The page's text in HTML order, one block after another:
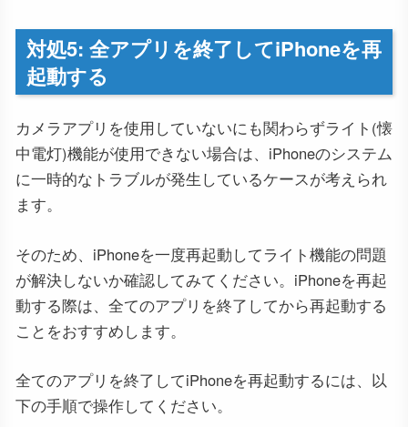
対処5: 全アプリを終了してiPhoneを再
起動する
カメラアプリを使用していないにも関わらずライト(懐
中電灯)機能が使用できない場合は、iPhoneのシステム
に一時的なトラブルが発生しているケースが考えられ
ます。
そのため、iPhoneを一度再起動してライト機能の問題
が解決しないか確認してみてください。iPhoneを再起
動する際は、全てのアプリを終了してから再起動する
ことをおすすめします。
全てのアプリを終了してiPhoneを再起動するには、以
下の手順で操作してください。